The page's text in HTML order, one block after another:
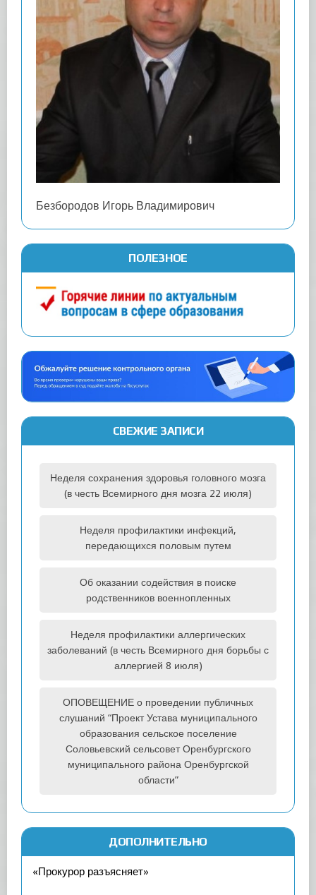
Безбородов Игорь Владимирович
ПОЛЕЗНОЕ
СВЕЖИЕ ЗАПИСИ
Неделя сохранения здоровья головного мозга
(в честь Всемирного дня мозга 22 июля)
Неделя профилактики инфекций,
передающихся половым путем
Об оказании содействия в поиске
родственников военнопленных
Неделя профилактики аллергических
заболеваний (в честь Всемирного дня борьбы с
аллергией 8 июля)
ОПОВЕЩЕНИЕ о проведении публичных
слушаний “Проект Устава муниципального
образования сельское поселение
Соловьевский сельсовет Оренбургского
муниципального района Оренбургской
области”
ДОПОЛНИТЕЛЬНО
«Прокурор разъясняет»